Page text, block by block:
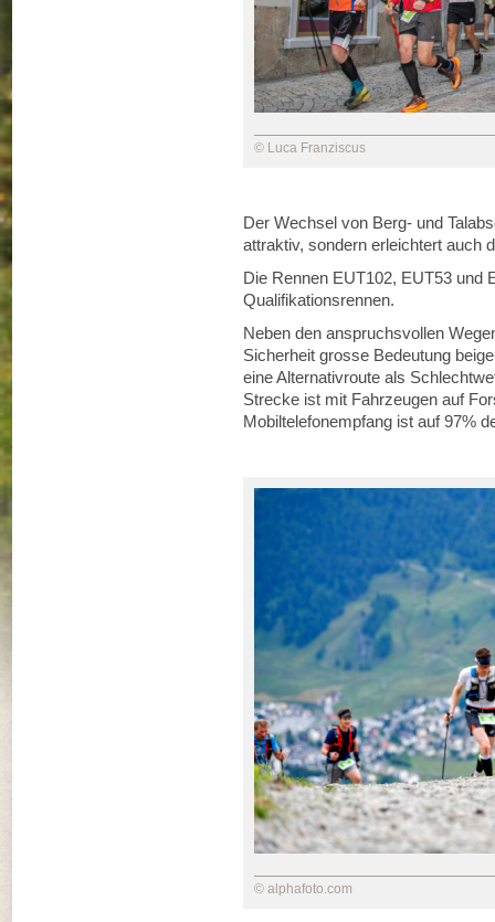
© Luca Franziscus
Der Wechsel von Berg- und
attraktiv, sondern erleichtert auch
Die Rennen EUT102, EUT53 und
Qualifikationsrennen.
Neben den anspruchsvollen
Sicherheit grosse Bedeutung
eine Alternativroute als
Strecke ist mit Fahrzeugen auf
Mobiltelefonempfang ist auf 97%
© alphafoto.com